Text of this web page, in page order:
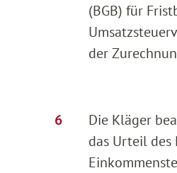
(BGB) für
der
Die Kläger
das Urteil des